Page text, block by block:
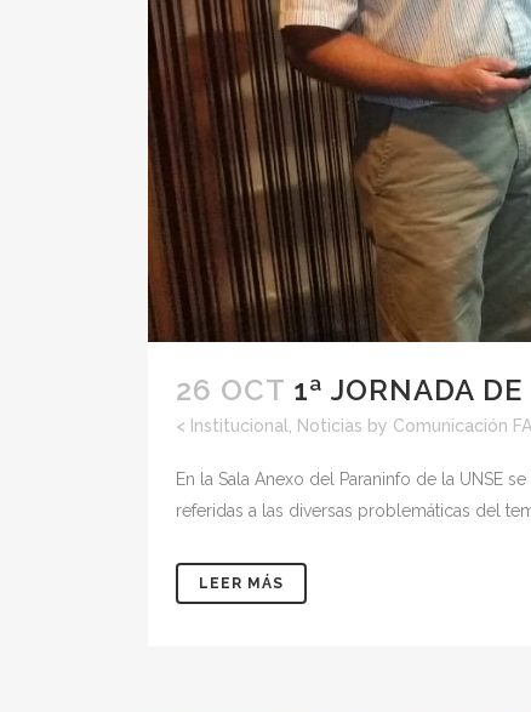
26 OCT 1ª JORNADA
< Institucional, Noticias by Comunicación
En la Sala Anexo del Paraninfo de la UNSE
referidas a las diversas problemáticas del
LEER MÁS